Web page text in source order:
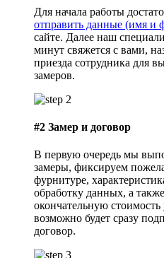
Для начала работы
отправить данные (имя и
сайте. Далее наш
минут свяжется с вами,
приезда сотрудника для
замеров.
#2 Замер и договор
В первую очередь мы
замеры, фиксируем
фурнитуре,
обработку данных, а
окончательную
возможно будет сразу
договор.